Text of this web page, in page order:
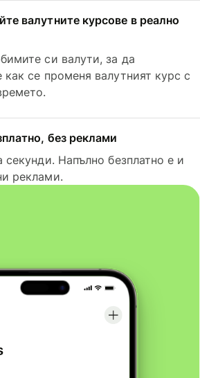
валутните курсове в реално
си валути, за да
как се променя валутният курс с
без реклами
секунди. Напълно безплатно е и
реклами.